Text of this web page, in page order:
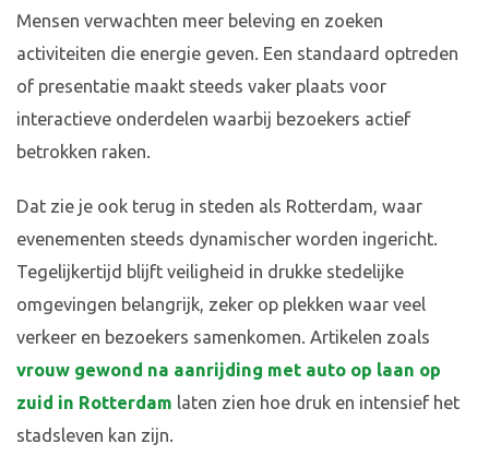
Mensen verwachten meer beleving en zoeken
activiteiten die energie geven. Een standaard optreden
of presentatie maakt steeds vaker plaats voor
interactieve onderdelen waarbij bezoekers actief
betrokken raken.
Dat zie je ook terug in steden als Rotterdam, waar
evenementen steeds dynamischer worden ingericht.
Tegelijkertijd blijft veiligheid in drukke stedelijke
omgevingen belangrijk, zeker op plekken waar veel
verkeer en bezoekers samenkomen. Artikelen zoals
vrouw gewond na aanrijding met auto op laan op
zuid in Rotterdam laten zien hoe druk en intensief het
stadsleven kan zijn.